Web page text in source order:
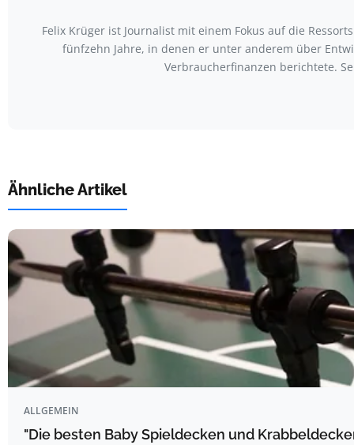
Felix Krüger ist Journalist mit einem Fokus auf die
fünfzehn Jahre, in denen er unter anderem über
Verbraucherfinanzen berichtete.
Ähnliche Artikel
ALLGEMEIN
"Die besten Baby Spieldecken und